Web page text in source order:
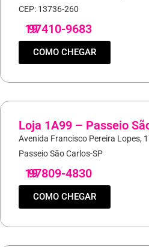
CEP: 13736-260
19
97410-9683
COMO CHEGAR
Loja 1A99 – Passeio
Avenida Francisco Pereira Lopes,
Passeio São Carlos-SP
19
97809-4830
COMO CHEGAR